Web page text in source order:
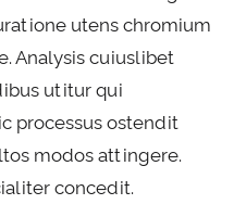
utens chromium
Analysis cuiuslibet
utitur qui
processus ostendit
modos attingere.
concedit.